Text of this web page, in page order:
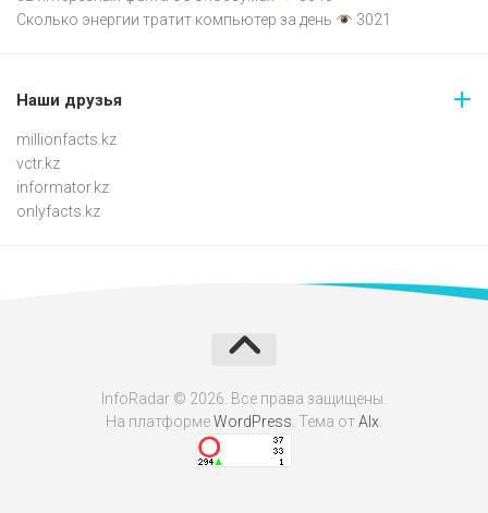
Сколько энергии тратит компьютер за день
3021
Наши друзья
millionfacts.kz
vctr.kz
informator.kz
onlyfacts.kz
InfoRadar © 2026. Все права защищены.
На платформеWordPress . Тема отAlx